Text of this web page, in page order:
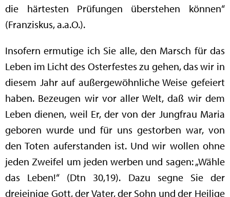
die härtesten Prüfungen überstehen können“
(Franziskus, a.a.O.).
Insofern ermutige ich Sie alle, den Marsch für das
Leben im Licht des Osterfestes zu gehen, das wir in
diesem Jahr auf außergewöhnliche Weise gefeiert
haben. Bezeugen wir vor aller Welt, daß wir dem
Leben dienen, weil Er, der von der Jungfrau Maria
geboren wurde und für uns gestorben war, von
den Toten auferstanden ist. Und wir wollen ohne
jeden Zweifel um jeden werben und sagen: „Wähle
das Leben!“ (Dtn 30,19). Dazu segne Sie der
dreieinige Gott, der Vater, der Sohn und der Heilige